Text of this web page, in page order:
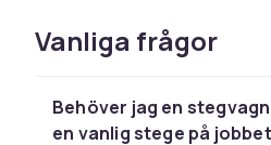
och är enklare att bära
klarar högre belastning
om stegen ska användas
Vanliga frågor
Behöver jag en
en vanlig stege på